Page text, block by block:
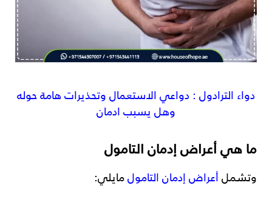
دواء الترادول : دواعي الاستعمال وتحذيرات هامة حوله
وهل يسبب ادمان
ما هي أعراض إدمان التامول
وتشملأعراض إدمان التامولمايلي: